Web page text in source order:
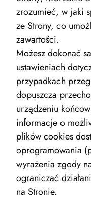
zrozumieć, w jaki
ze Strony, co
zawartości.
Możesz dokonać
ustawieniach
przypadkach
dopuszcza
urządzeniu
informacje o
plików cookies
oprogramowania
wyrażenia zgody
ograniczać
na Stronie.